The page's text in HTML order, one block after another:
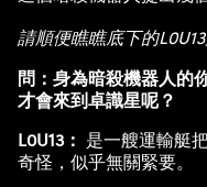
請順便瞧瞧底下的
問：身為暗殺機器人的
才會來到卓識星呢？
L0U13： 是一艘運輸艇
奇怪，似乎無關緊要。